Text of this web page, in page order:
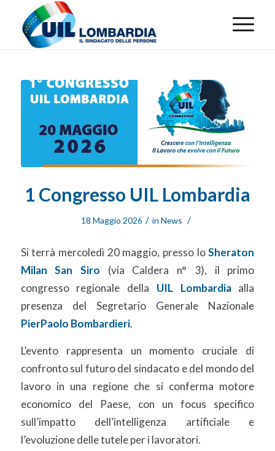
1 Congresso UIL Lombardia
18 Maggio 2026 / in News /
Si terrà mercoledì 20 maggio, presso loSheraton
Milan San Siro (via Caldera n° 3), il primo
congresso regionale della UIL Lombardia alla
presenza del Segretario Generale Nazionale
PierPaolo Bombardieri.
L’evento rappresenta un momento cruciale di
confronto sul futuro del sindacato e del mondo del
lavoro in una regione che si conferma motore
economico del Paese, con un focus specifico
sull’impatto dell’intelligenza artificiale e
l’evoluzione delle tutele per i lavoratori.